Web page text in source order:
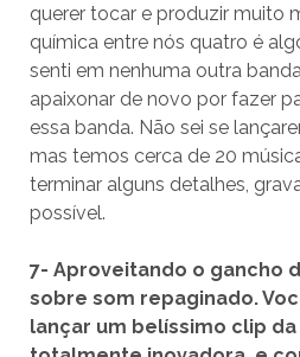
querer tocar e produzir muito
química entre nós quatro é
senti em nenhuma outra
apaixonar de novo por fazer
essa banda. Não sei se
mas temos cerca de 20
terminar alguns detalhes,
possível.
7- Aproveitando o gancho
sobre som repaginado.
lançar um belíssimo clip